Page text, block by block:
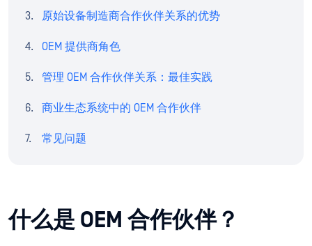
原始设备制造商合作伙伴关系的优势
OEM 提供商角色
管理 OEM 合作伙伴关系：最佳实践
商业生态系统中的 OEM 合作伙伴
常见问题
什么是 OEM 合作伙伴？